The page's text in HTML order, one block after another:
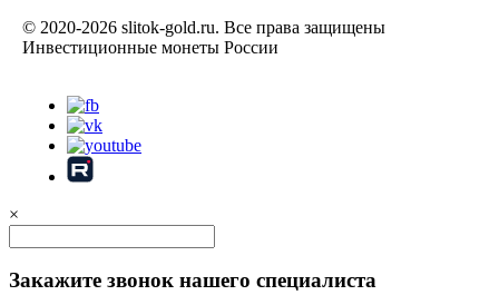
© 2020-2026 slitok-gold.ru. Все права защищены
Инвестиционные монеты России
×
Закажите звонок нашего специалиста